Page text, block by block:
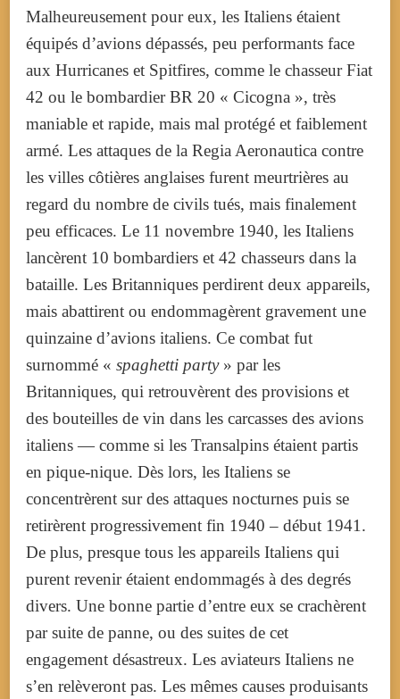
Malheureusement pour eux, les Italiens étaient
équipés d’avions dépassés, peu performants face
aux Hurricanes et Spitfires, comme le chasseur Fiat
42 ou le bombardier BR 20 « Cicogna », très
maniable et rapide, mais mal protégé et faiblement
armé. Les attaques de la Regia Aeronautica contre
les villes côtières anglaises furent meurtrières au
regard du nombre de civils tués, mais finalement
peu efficaces. Le 11 novembre 1940, les Italiens
lancèrent 10 bombardiers et 42 chasseurs dans la
bataille. Les Britanniques perdirent deux appareils,
mais abattirent ou endommagèrent gravement une
quinzaine d’avions italiens. Ce combat fut
surnommé « spaghetti party» par les
Britanniques, qui retrouvèrent des provisions et
des bouteilles de vin dans les carcasses des avions
italiens — comme si les Transalpins étaient partis
en pique-nique. Dès lors, les Italiens se
concentrèrent sur des attaques nocturnes puis se
retirèrent progressivement fin 1940 – début 1941.
De plus, presque tous les appareils Italiens qui
purent revenir étaient endommagés à des degrés
divers. Une bonne partie d’entre eux se crachèrent
par suite de panne, ou des suites de cet
engagement désastreux. Les aviateurs Italiens ne
s’en relèveront pas. Les mêmes causes produisants